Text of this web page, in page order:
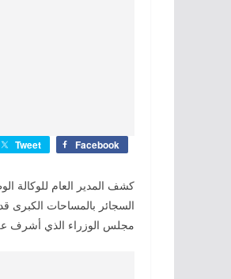
Facebook
Tweet
السجائر بالمساحات
مجلس الوزراء الذي أشرف